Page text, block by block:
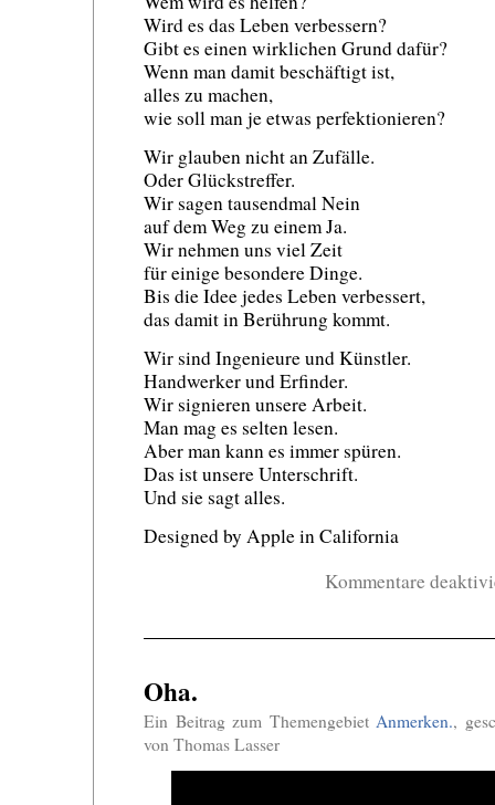
Wird es das Leben verbessern?
Gibt es einen wirklichen Grund dafür?
Wenn man damit beschäftigt ist,
alles zu machen,
wie soll man je etwas perfektionieren?
Wir glauben nicht an Zufälle.
Oder Glückstreffer.
Wir sagen tausendmal Nein
auf dem Weg zu einem Ja.
Wir nehmen uns viel Zeit
für einige besondere Dinge.
Bis die Idee jedes Leben verbessert,
das damit in Berührung kommt.
Wir sind Ingenieure und Künstler.
Handwerker und Erfinder.
Wir signieren unsere Arbeit.
Man mag es selten lesen.
Aber man kann es immer spüren.
Das ist unsere Unterschrift.
Und sie sagt alles.
Designed by Apple in California
Kommentare
Oha.
Ein Beitrag zum Themengebiet Anmerken.,
von Thomas Lasser